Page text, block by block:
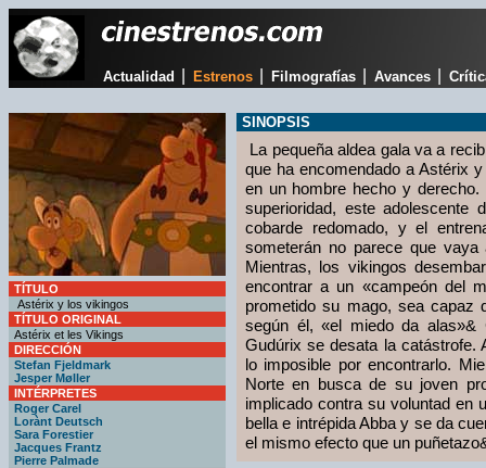
Actualidad Estrenos Filmografías Avances
TÍTULO
Astérix y los vikingos
TÍTULO ORIGINAL
Astérix et les Vikings
DIRECCIÓN
Stefan Fjeldmark
Jesper Møller
INTÉRPRETES
Roger Carel
Lorànt Deutsch
Sara Forestier
Jacques Frantz
Pierre Palmade
SINOPSIS
La pequeña aldea gala va a
que ha encomendado a Astérix
en un hombre hecho y
superioridad, este
cobarde redomado, y el
someterán no parece que
Mientras, los vikingos
encontrar a un «campeón del
prometido su mago, sea capaz
según él, «el miedo da alas»&
Gudúrix se desata la catástrofe.
lo imposible por encontrarlo.
Norte en busca de su joven
implicado contra su voluntad en
bella e intrépida Abba y se da
el mismo efecto que un